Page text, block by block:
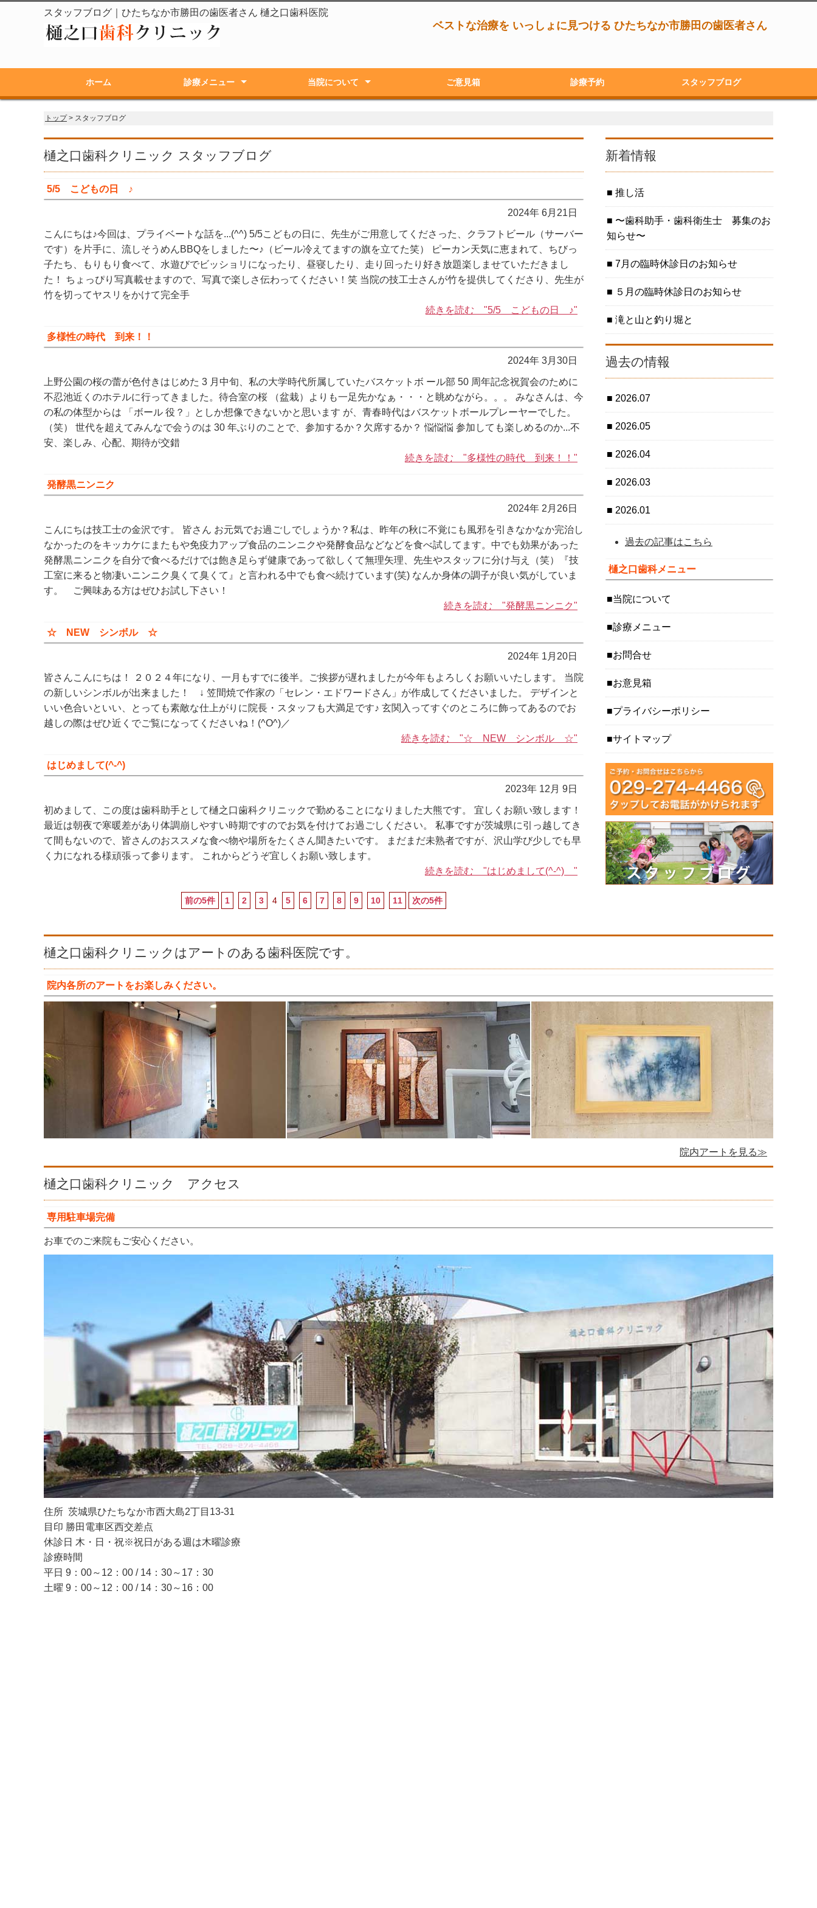
スタッフブログ｜ひたちなか市勝田の歯医者さん 樋之口歯科医院
ベストな治療を いっしょに見つける ひたちなか市勝田の歯医者さん
ホーム 診療メニュー 当院について ご意見箱 診療予約 スタッフブログ
トップ> スタッフブログ
樋之口歯科クリニック スタッフブログ
5/5 こどもの日 ♪
2024年 6月21日
こんにちは♪今回は、プライベートな話を...(^^) 5/5こどもの日に、先生がご用意してくださった、クラフトビール（サーバー
です）を片手に、流しそうめんBBQをしました〜♪（ビール冷えてますの旗を立てた笑） ピーカン天気に恵まれて、ちびっ
子たち、もりもり食べて、水遊びでビッショリになったり、昼寝したり、走り回ったり好き放題楽しませていただきまし
た！ ちょっぴり写真載せますので、写真で楽しさ伝わってください！笑 当院の技工士さんが竹を提供してくださり、先生が
竹を切ってヤスリをかけて完全手
続きを読む "5/5 こどもの日 ♪"
多様性の時代 到来！！
2024年 3月30日
上野公園の桜の蕾が色付きはじめた 3 月中旬、私の大学時代所属していたバスケットボ ール部 50 周年記念祝賀会のために
不忍池近くのホテルに行ってきました。待合室の桜 （盆栽）よりも一足先かなぁ・・・と眺めながら。。。 みなさんは、今
の私の体型からは 「ボール 役？」としか想像できないかと思います が、青春時代はバスケットボールプレーヤーでした。
（笑） 世代を超えてみんなで会うのは 30 年ぶりのことで、参加するか？欠席するか？ 悩悩悩 参加しても楽しめるのか...不
安、楽しみ、心配、期待が交錯
続きを読む "多様性の時代 到来！！"
発酵黒ニンニク
2024年 2月26日
こんにちは技工士の金沢です。 皆さん お元気でお過ごしでしょうか？私は、昨年の秋に不覚にも風邪を引きなかなか完治し
なかったのをキッカケにまたもや免疫力アップ食品のニンニクや発酵食品などなどを食べ試してます。中でも効果があった
発酵黒ニンニクを自分で食べるだけでは飽き足らず健康であって欲しくて無理矢理、先生やスタッフに分け与え（笑）『技
工室に来ると物凄いニンニク臭くて臭くて』と言われる中でも食べ続けています(笑) なんか身体の調子が良い気がしていま
す。 ご興味ある方はぜひお試し下さい！
続きを読む "発酵黒ニンニク"
☆ NEW シンボル ☆
2024年 1月20日
皆さんこんにちは！ ２０２４年になり、一月もすでに後半。ご挨拶が遅れましたが今年もよろしくお願いいたします。 当院
の新しいシンボルが出来ました！ ↓ 笠間焼で作家の「セレン・エドワードさん」が作成してくださいました。 デザインと
いい色合いといい、とっても素敵な仕上がりに院長・スタッフも大満足です♪ 玄関入ってすぐのところに飾ってあるのでお
越しの際はぜひ近くでご覧になってくださいね！(^O^)／
続きを読む "☆ NEW シンボル ☆"
はじめまして(^-^)
2023年 12月 9日
初めまして、この度は歯科助手として樋之口歯科クリニックで勤めることになりました大熊です。 宜しくお願い致します！
最近は朝夜で寒暖差があり体調崩しやすい時期ですのでお気を付けてお過ごしください。 私事ですが茨城県に引っ越してき
て間もないので、皆さんのおススメな食べ物や場所をたくさん聞きたいです。 まだまだ未熟者ですが、沢山学び少しでも早
く力になれる様頑張って参ります。 これからどうぞ宜しくお願い致します。
続きを読む "はじめまして(^-^) "
前の5件 1 2 3 4 5 6 7 8 9 10 11 次の5件
新着情報
推し活
〜歯科助手・歯科衛生士 募集のお
知らせ〜
7月の臨時休診日のお知らせ
５月の臨時休診日のお知らせ
滝と山と釣り堀と
過去の情報
2026.07
2026.05
2026.04
2026.03
2026.01
過去の記事はこちら
樋之口歯科メニュー
当院について
診療メニュー
お問合せ
お意見箱
プライバシーポリシー
サイトマップ
樋之口歯科クリニックはアートのある歯科医院です。
院内各所のアートをお楽しみください。
院内アートを見る≫
樋之口歯科クリニック アクセス
専用駐車場完備
お車でのご来院もご安心ください。
住所 茨城県ひたちなか市西大島2丁目13-31
目印 勝田電車区西交差点
休診日 木・日・祝※祝日がある週は木曜診療
診療時間
平日 9：00～12：00 / 14：30～17：30
土曜 9：00～12：00 / 14：30～16：00